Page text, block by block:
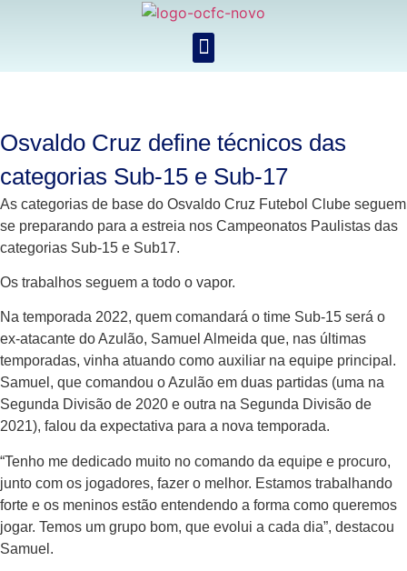
Osvaldo Cruz define técnicos das
categorias Sub-15 e Sub-17
As categorias de base do Osvaldo Cruz Futebol Clube seguem
se preparando para a estreia nos Campeonatos Paulistas das
categorias Sub-15 e Sub17.
Os trabalhos seguem a todo o vapor.
Na temporada 2022, quem comandará o time Sub-15 será o
ex-atacante do Azulão, Samuel Almeida que, nas últimas
temporadas, vinha atuando como auxiliar na equipe principal.
Samuel, que comandou o Azulão em duas partidas (uma na
Segunda Divisão de 2020 e outra na Segunda Divisão de
2021), falou da expectativa para a nova temporada.
“Tenho me dedicado muito no comando da equipe e procuro,
junto com os jogadores, fazer o melhor. Estamos trabalhando
forte e os meninos estão entendendo a forma como queremos
jogar. Temos um grupo bom, que evolui a cada dia”, destacou
Samuel.